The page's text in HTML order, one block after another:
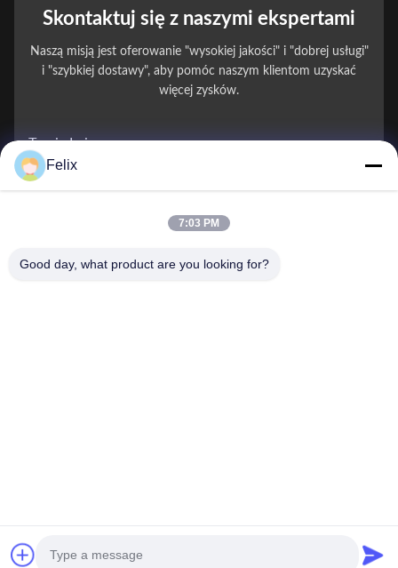
Skontaktuj się z naszymi ekspertami
Naszą misją jest oferowanie "wysokiej jakości" i "dobrej usługi"
i "szybkiej dostawy", aby pomóc naszym klientom uzyskać
więcej zysków.
Twoje Imię
*
Felix
7:03 PM
Good day, what product are you looking for?